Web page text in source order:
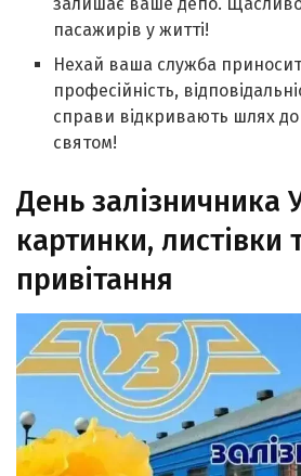
пасажирів у житті!
Нехай ваша служба
професійність,
справи відкривають шлях
святом!
День залізничника
картинки, листівки
привітання